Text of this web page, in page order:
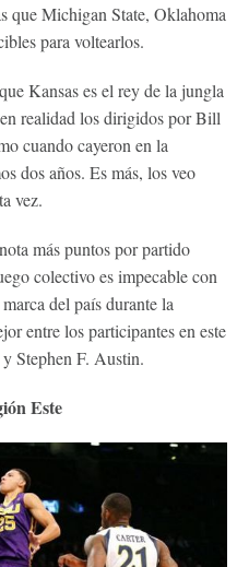
que Michigan State, Oklahoma
para voltearlos.
Kansas es el rey de la jungla
realidad los dirigidos por Bill
cuando cayeron en la
dos años. Es más, los veo
vez.
más puntos por partido
colectivo es impecable con
del país durante la
entre los participantes en este
Stephen F. Austin.
Este